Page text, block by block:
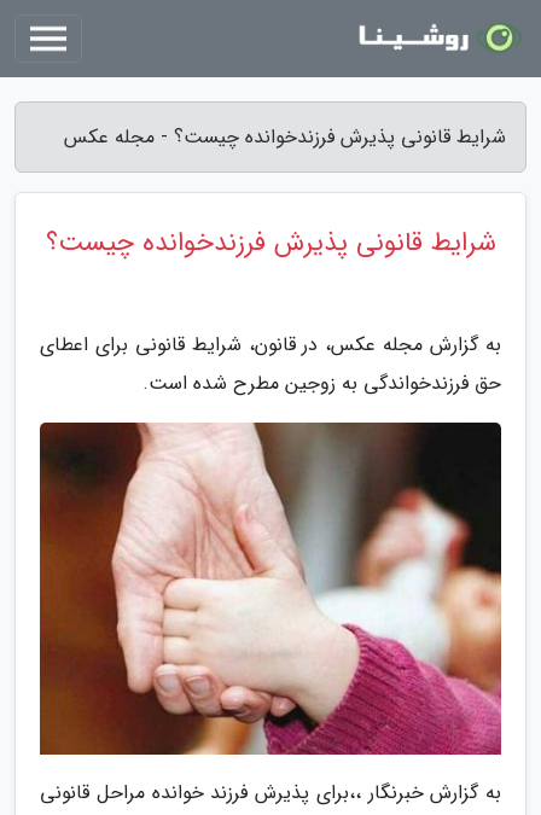
شرایط قانونی پذیرش فرزندخوانده چیست؟ - مجله عکس
شرایط قانونی پذیرش فرزندخوانده چیست؟
به گزارش مجله عکس، در قانون، شرایط قانونی برای اعطای
حق فرزندخواندگی به زوجین مطرح شده است.
به گزارش خبرنگار ،،برای پذیرش فرزند خوانده مراحل قانونی